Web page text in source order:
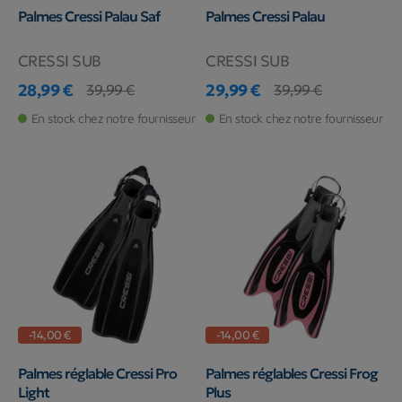
Palmes Cressi Palau Saf
CRESSI SUB
Prix
28,99 €
Prix de base
39,99 €
En stock chez notre fournisseur
Palmes Cressi Palau
CRESSI SUB
Prix
29,99 €
Prix de base
39,99 €
En stock chez notre fournisseur
-14,00 €
Palmes réglable Cressi Pro
Light
-14,00 €
Palmes réglables Cressi Frog
Plus